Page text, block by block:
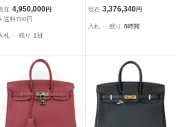
バーキン 35 A刻印
ーズシェヘラザード ゴ
バッグ レディース 201
在 4,950,000円
送料700円
札 - 残り 1日
ーズ デニムフォンセ ブル
ーフ トワルアッシュ SV
現在 3,376,340円
入札 - 残り 6時間